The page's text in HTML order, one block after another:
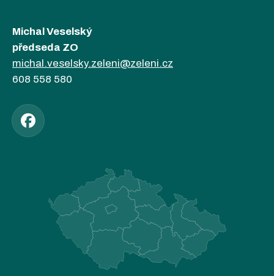
Michal Veselský
předseda ZO
michal.veselsky.zeleni@zeleni.cz
608 558 580